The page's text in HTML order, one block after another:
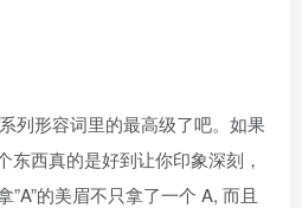
列形容词里的最高级了吧。如果
东西真的是好到让你印象深刻，
的美眉不只拿了一个 A, 而且